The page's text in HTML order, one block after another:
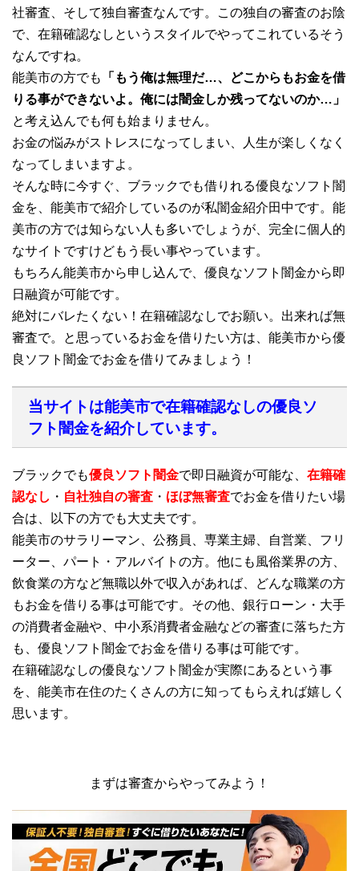
社審査、そして独自審査なんです。この独自の審査のお陰
で、在籍確認なしというスタイルでやってこれているそう
なんですね。
能美市の方でも
「もう俺は無理だ…、どこからもお金を借
りる事ができないよ。俺には闇金しか残ってないのか…」
と考え込んでも何も始まりません。
お金の悩みがストレスになってしまい、人生が楽しくなく
なってしまいますよ。
そんな時に今すぐ、ブラックでも借りれる優良なソフト闇
金を、能美市で紹介しているのが私闇金紹介田中です。能
美市の方では知らない人も多いでしょうが、完全に個人的
なサイトですけどもう長い事やっています。
もちろん能美市から申し込んで、優良なソフト闇金から即
日融資が可能です。
絶対にバレたくない！在籍確認なしでお願い。出来れば無
審査で。と思っているお金を借りたい方は、能美市から優
良ソフト闇金でお金を借りてみましょう！
当サイトは能美市で在籍確認なしの優良ソ
フト闇金を紹介しています。
ブラックでも優良ソフト闇金で即日融資が可能な、 在籍確
認なし ・ 自社独自の審査 ・ ほぼ無審査でお金を借りたい場
合は、以下の方でも大丈夫です。
能美市のサラリーマン、公務員、専業主婦、自営業、フリ
ーター、パート・アルバイトの方。他にも風俗業界の方、
飲食業の方など無職以外で収入があれば、どんな職業の方
もお金を借りる事は可能です。その他、銀行ローン・大手
の消費者金融や、中小系消費者金融などの審査に落ちた方
も、優良ソフト闇金でお金を借りる事は可能です。
在籍確認なしの優良なソフト闇金が実際にあるという事
を、能美市在住のたくさんの方に知ってもらえれば嬉しく
思います。
まずは審査からやってみよう！